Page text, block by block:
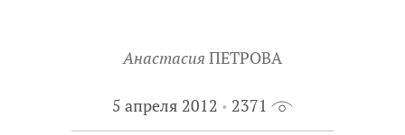
Анастасия ПЕТРОВА
5 апреля 2012 2371